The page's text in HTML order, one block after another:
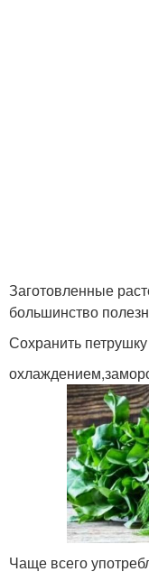
Заготовленные
большинство
Сохранить
Чаще всего